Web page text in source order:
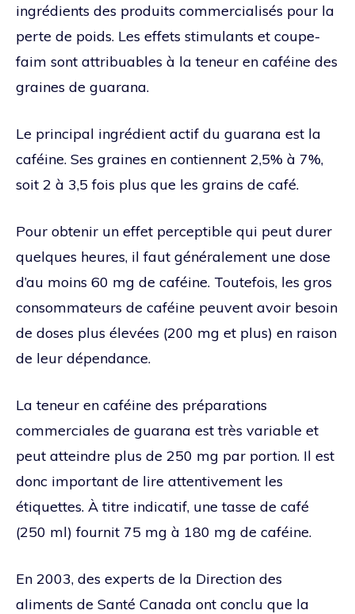
ingrédients des produits commercialisés pour la
perte de poids. Les effets stimulants et coupe-
faim sont attribuables à la teneur en caféine des
graines de guarana.
Le principal ingrédient actif du guarana est la
caféine. Ses graines en contiennent 2,5% à 7%,
soit 2 à 3,5 fois plus que les grains de café.
Pour obtenir un effet perceptible qui peut durer
quelques heures, il faut généralement une dose
d’au moins 60 mg de caféine. Toutefois, les gros
consommateurs de caféine peuvent avoir besoin
de doses plus élevées (200 mg et plus) en raison
de leur dépendance.
La teneur en caféine des préparations
commerciales de guarana est très variable et
peut atteindre plus de 250 mg par portion. Il est
donc important de lire attentivement les
étiquettes. À titre indicatif, une tasse de café
(250 ml) fournit 75 mg à 180 mg de caféine.
En 2003, des experts de la Direction des
aliments de Santé Canada ont conclu que la